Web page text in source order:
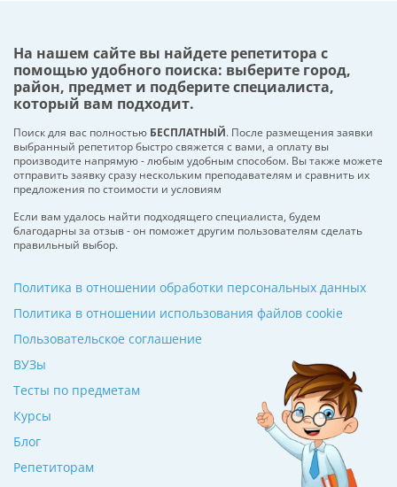
На нашем сайте вы найдете репетитора с
помощью удобного поиска: выберите город,
район, предмет и подберите специалиста,
который вам подходит.
Поиск для вас полностью БЕСПЛАТНЫЙ. После размещения заявки
выбранный репетитор быстро свяжется с вами, а оплату вы
производите напрямую - любым удобным способом. Вы также можете
отправить заявку сразу нескольким преподавателям и сравнить их
предложения по стоимости и условиям
Если вам удалось найти подходящего специалиста, будем
благодарны за отзыв - он поможет другим пользователям сделать
правильный выбор.
ВУЗы
Тесты по предметам
Курсы
Блог
Репетиторам
Политика в отношении обработки персональных данных
Политика в отношении использования файлов cookie
Пользовательское соглашение